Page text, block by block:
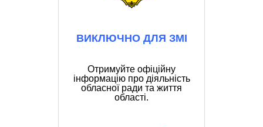
ВИКЛЮЧНО ДЛЯ ЗМІ
Отримуйте офіційну
інформацію про діяльність
обласної ради та життя
області.